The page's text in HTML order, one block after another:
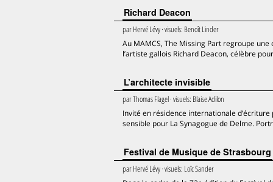
Richard Deacon
parHervé Lévy· visuels: Benoît Linder
Au MAMCS, The Missing Part regroupe
l’artiste gallois Richard Deacon, célèbre
L’architecte invisible
parThomas Flagel· visuels: Blaise Adilon
Invité en résidence internationale
sensible pour La Synagogue de Delme.
Festival de Musique de Strasbourg
parHervé Lévy· visuels: Loïc Sander